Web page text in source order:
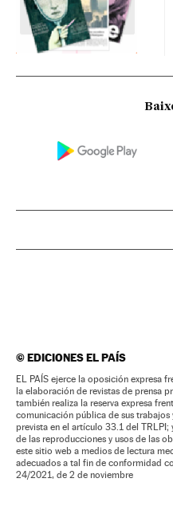
©EDICIONES EL PAÍS
EL PAÍS ejerce la oposición expresa
la elaboración de revistas de prensa
también realiza la reserva expresa
comunicación pública de sus
prevista en el artículo 33.1 del TRLPI;
de las reproducciones y usos de las
este sitio web a medios de lectura
adecuados a tal fin de conformidad
24/2021, de 2 de noviembre